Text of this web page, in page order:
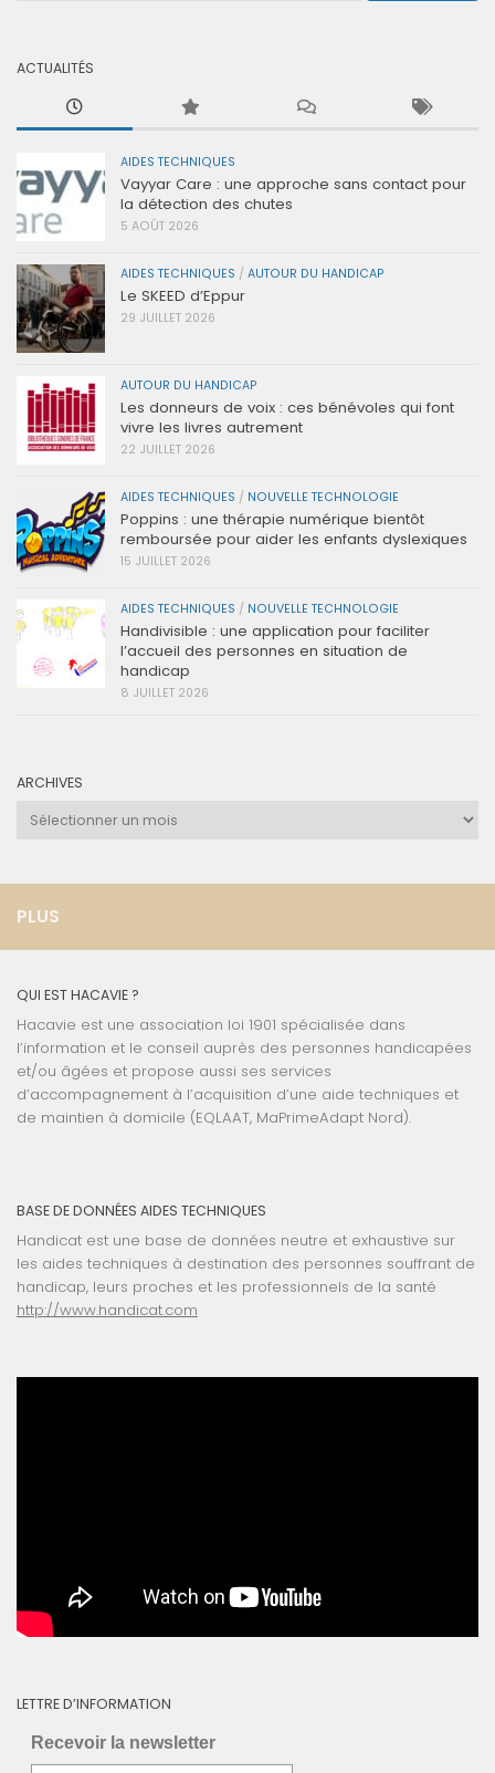
ACTUALITÉS
AIDES TECHNIQUES
Vayyar Care : une approche sans contact pour
la détection des chutes
5 AOÛT 2026
AIDES TECHNIQUES / AUTOUR DU HANDICAP
Le SKEED d’Eppur
29 JUILLET 2026
AUTOUR DU HANDICAP
Les donneurs de voix : ces bénévoles qui font
vivre les livres autrement
22 JUILLET 2026
AIDES TECHNIQUES / NOUVELLE TECHNOLOGIE
Poppins : une thérapie numérique bientôt
remboursée pour aider les enfants dyslexiques
15 JUILLET 2026
AIDES TECHNIQUES / NOUVELLE TECHNOLOGIE
Handivisible : une application pour faciliter
l’accueil des personnes en situation de
handicap
8 JUILLET 2026
ARCHIVES
Archives
PLUS
QUI EST HACAVIE ?
Hacavie est une association loi 1901 spécialisée dans
l’information et le conseil auprès des personnes handicapées
et/ou âgées et propose aussi ses services
d’accompagnement à l’acquisition d’une aide techniques et
de maintien à domicile (EQLAAT, MaPrimeAdapt Nord).
BASE DE DONNÉES AIDES TECHNIQUES
Handicat est une base de données neutre et exhaustive sur
les aides techniques à destination des personnes souffrant de
handicap, leurs proches et les professionnels de la santé
http://www.handicat.com
LETTRE D’INFORMATION
Recevoir la newsletter